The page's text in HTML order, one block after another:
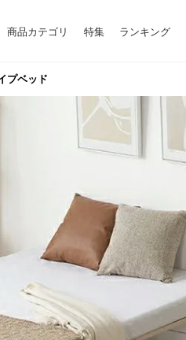
商品カテゴリ 特集 ランキング
プベッド